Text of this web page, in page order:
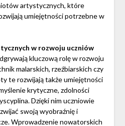
artystycznych, które
umiejętności potrzebne w
w rozwoju uczniów
kluczową rolę w rozwoju
malarskich, rzeźbiarskich czy
te rozwijają także umiejętności
krytyczne, zdolności
Dzięki nim uczniowie
swoją wyobraźnię i
Wprowadzenie nowatorskich